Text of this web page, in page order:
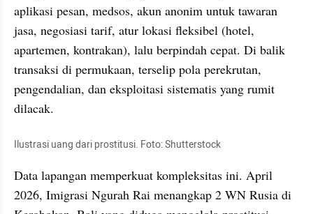
aplikasi pesan, medsos, akun anonim untuk tawaran
jasa, negosiasi tarif, atur lokasi fleksibel (hotel,
apartemen, kontrakan), lalu berpindah cepat. Di balik
transaksi di permukaan, terselip pola perekrutan,
pengendalian, dan eksploitasi sistematis yang rumit
dilacak.
Ilustrasi uang dari prostitusi. Foto: Shutterstock
Data lapangan memperkuat kompleksitas ini. April
2026, Imigrasi Ngurah Rai menangkap 2 WN Rusia di